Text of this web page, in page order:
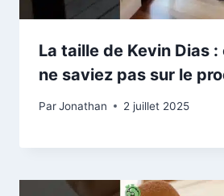
La taille de Kevin Dias
ne saviez pas sur le
ParJonathan 2 juillet 2025